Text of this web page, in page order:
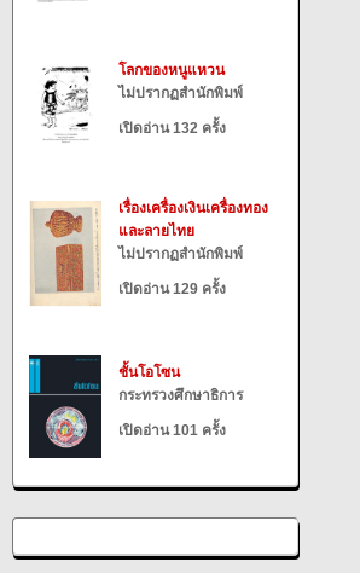
โลกของหนูแหวน
ไม่ปรากฏสำนักพิมพ์
เปิดอ่าน 132 ครั้ง
เรื่องเครื่องเงินเครื่องทอง
และลายไทย
ไม่ปรากฏสำนักพิมพ์
เปิดอ่าน 129 ครั้ง
ชั้นโอโซน
กระทรวงศึกษาธิการ
เปิดอ่าน 101 ครั้ง